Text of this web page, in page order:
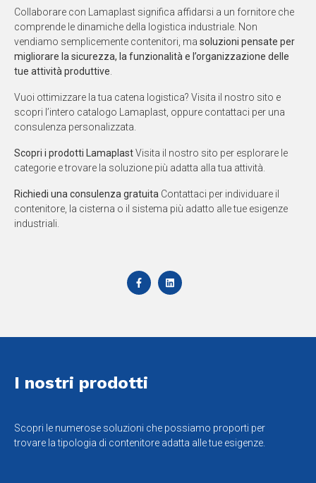
Collaborare con Lamaplast significa affidarsi a un fornitore che
comprende le dinamiche della logistica industriale. Non
vendiamo semplicemente contenitori, ma soluzioni pensate per
migliorare la sicurezza, la funzionalità e l’organizzazione delle
tue attività produttive
Vuoi ottimizzare la tua catena logistica? Visita il nostro sito e
scopri l’intero catalogo Lamaplast, oppure contattaci per una
consulenza personalizzata.
Scopri i prodotti LamaplastVisita il nostro sito per esplorare le
categorie e trovare la soluzione più adatta alla tua attività.
Richiedi una consulenza gratuita Contattaci per individuare il
contenitore, la cisterna o il sistema più adatto alle tue esigenze
industriali.
I nostri prodotti
Scopri le numerose soluzioni che possiamo proporti per
trovare la tipologia di contenitore adatta alle tue esigenze.